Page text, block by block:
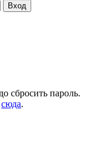
сбросить пароль.
сюда.